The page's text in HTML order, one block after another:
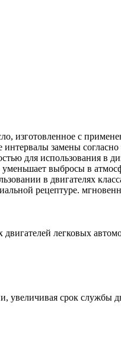
изготовленное с
замены
для использования в
выбросы в
в двигателях
рецептуре.
легковых
увеличивая срок службы